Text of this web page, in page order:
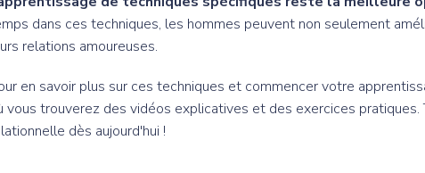
dans ces techniques, les hommes peuvent non seulement
relations amoureuses.
en savoir plus sur ces techniques et commencer votre
vous trouverez des vidéos explicatives et des exercices
dès aujourd'hui !